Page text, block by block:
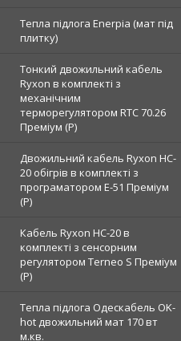
Тепла підлога Enerpia (мат під
плитку)
Тонкий двожильний кабель
Ryxon в комплекті з
механічним
терморегулятором RTC 70.26
Преміум (Р)
Двожильний кабель Ryxon HC-
20 обігрів в комплекті з
програматором E-51 Преміум
(Р)
Кабель Ryxon HC-20 в
комплекті з сенсорним
регулятором Terneo S Преміум
(Р)
Тепла підлога Одескабель OK-
hot двожильний мат 170 вт
м.кв.